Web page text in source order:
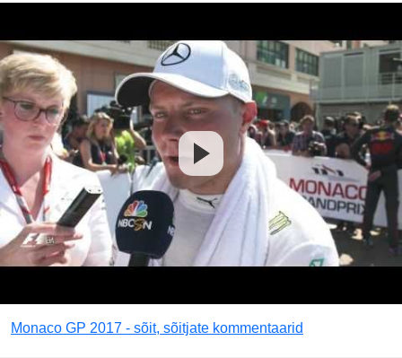
Monaco GP 2017 - sõit, sõitjate kommentaarid